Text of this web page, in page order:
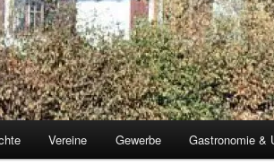
Vereine Gewerbe Gastronomie &